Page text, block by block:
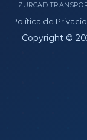
ZURCAD
Política de
Copyright ©